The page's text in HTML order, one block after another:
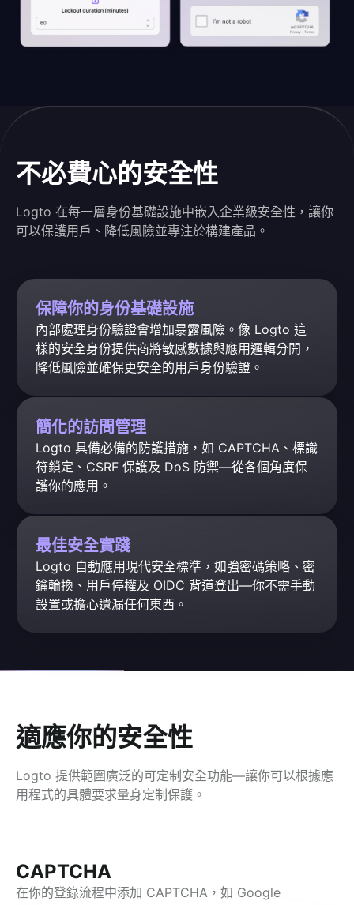
不必費心的安全性
Logto 在每一層身份基礎設施中嵌入企業級安全性，讓你
可以保護用戶、降低風險並專注於構建產品。
保障你的身份基礎設施
內部處理身份驗證會增加暴露風險。像 Logto 這
樣的安全身份提供商將敏感數據與應用邏輯分開，
降低風險並確保更安全的用戶身份驗證。
簡化的訪問管理
Logto 具備必備的防護措施，如 CAPTCHA、標識
符鎖定、CSRF 保護及 DoS 防禦—從各個角度保
護你的應用。
最佳安全實踐
Logto 自動應用現代安全標準，如強密碼策略、密
鑰輪換、用戶停權及 OIDC 背道登出—你不需手動
設置或擔心遺漏任何東西。
適應你的安全性
Logto 提供範圍廣泛的可定制安全功能—讓你可以根據應
用程式的具體要求量身定制保護。
CAPTCHA
在你的登錄流程中添加 CAPTCHA，如 Google